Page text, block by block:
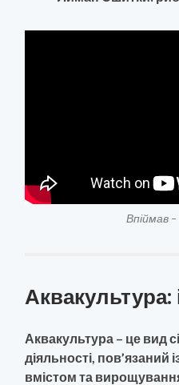
Впіймав
Аквакультура:
Аквакультура – це вид
діяльності,
вмістом та